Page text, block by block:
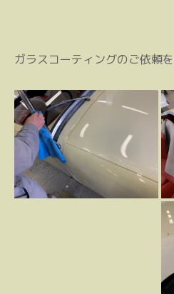
ガラスコーティングのご依頼